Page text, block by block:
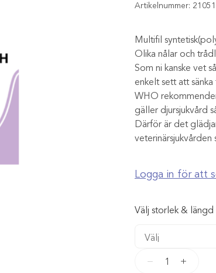
Artikelnummer:
Multifil
Olika nålar och
Som ni kanske vet
enkelt sett att
WHO
gäller djursjukvård
Därför är det
veterinärsjukvården
Logga in för att
Välj storlek & längd
+